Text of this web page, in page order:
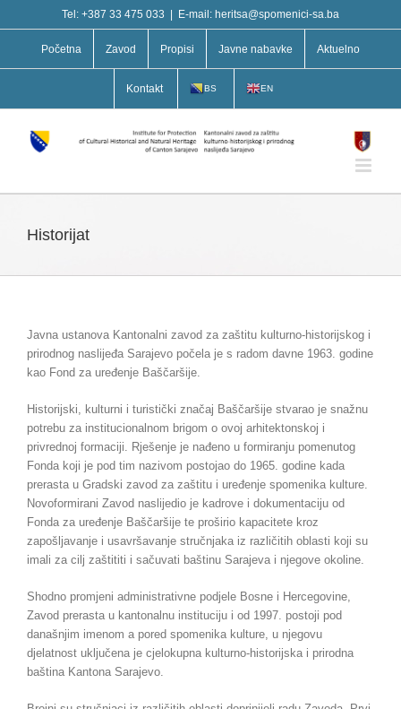
to
Tel: +387 33 475 033 E-mail: heritsa@spomenici-sa.ba
Početna Zavod Propisi Javne nabavke Aktuelno
Kontakt BS EN
Historijat
Javna ustanova Kantonalni zavod za zaštitu kulturno-historijskog i
prirodnog naslijeđa Sarajevo počela je s radom davne 1963. godine
kao Fond za uređenje Baščaršije.
Historijski, kulturni i turistički značaj Baščaršije stvarao je snažnu
potrebu za institucionalnom brigom o ovoj arhitektonskoj i
privrednoj formaciji. Rješenje je nađeno u formiranju pomenutog
Fonda koji je pod tim nazivom postojao do 1965. godine kada
prerasta u Gradski zavod za zaštitu i uređenje spomenika kulture.
Novoformirani Zavod naslijedio je kadrove i dokumentaciju od
Fonda za uređenje Baščaršije te proširio kapacitete kroz
zapošljavanje i usavršavanje stručnjaka iz različitih oblasti koji su
imali za cilj zaštititi i sačuvati baštinu Sarajeva i njegove okoline.
Shodno promjeni administrativne podjele Bosne i Hercegovine,
Zavod prerasta u kantonalnu instituciju i od 1997. postoji pod
današnjim imenom a pored spomenika kulture, u njegovu
djelatnost uključena je cjelokupna kulturno-historijska i prirodna
baština Kantona Sarajevo.